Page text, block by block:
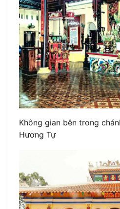
Không gian bên trong
Hương Tự